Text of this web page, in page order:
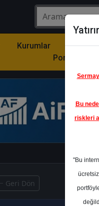
Kurumlar
Model
Portföy
Geri Dön
Bu
riskleri
"Bu